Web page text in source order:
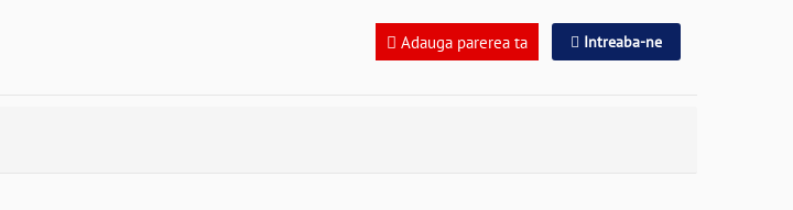
Adauga parerea ta Intreaba-ne